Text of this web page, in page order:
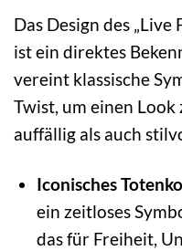
Das Design des „Live
ist ein direktes
vereint klassische
Twist, um einen
auffällig als auch
Iconisches
ein zeitloses
das für Freiheit,